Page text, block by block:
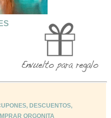
DESCUENTOS,
ORGONITA